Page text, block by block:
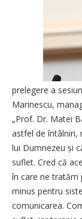
prelegere a
Marinescu,
„Prof. Dr. Matei
astfel de întâlniri,
lui Dumnezeu și
suflet. Cred că
în care ne tratăm
minus pentru
comunicarea.